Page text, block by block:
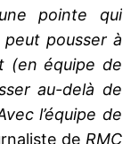
pointe qui
pousser à
(en équipe de
au-delà de
l’équipe de
de RMC